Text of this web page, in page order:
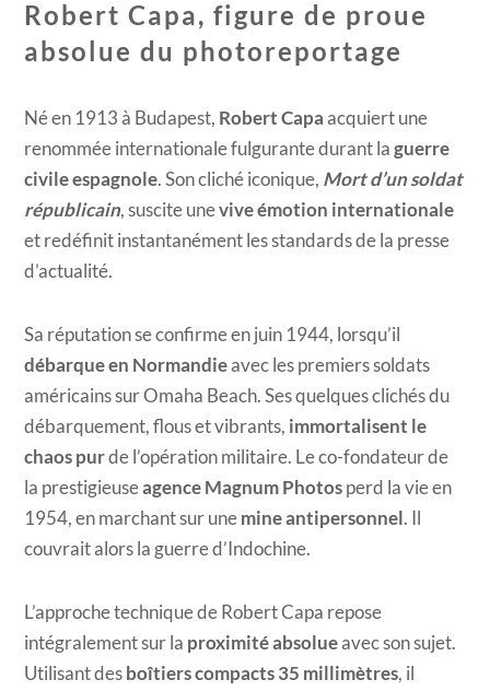
Robert Capa, figure de proue
absolue du photoreportage
Né en 1913 à Budapest, Robert Capa acquiert une
renommée internationale fulgurante durant laguerre
civile espagnole. Son cliché iconique, Mort d’un soldat
républicain, suscite unevive émotion internationale
et redéfinit instantanément les standards de la presse
d’actualité.
Sa réputation se confirme en juin 1944, lorsqu’il
débarque en Normandieavec les premiers soldats
américains sur Omaha Beach. Ses quelques clichés du
débarquement, flous et vibrants, immortalisent le
chaos purde l’opération militaire. Le co-fondateur de
la prestigieuseagence Magnum Photos perd la vie en
1954, en marchant sur une mine antipersonnel. Il
couvrait alors la guerre d’Indochine.
L’approche technique de Robert Capa repose
intégralement sur la proximité absolueavec son sujet.
Utilisant des boîtiers compacts 35 millimètres, il